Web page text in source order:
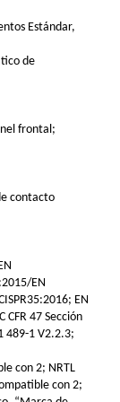
Estándar,
de
frontal;
contacto
EN
EN
CFR 47 Sección
489-1 V2.2.3;
con 2; NRTL
con 2;